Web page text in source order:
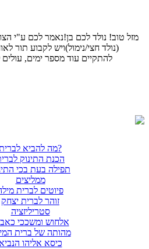
מזל טוב! נולד לכם בן!נאמר לכם ע"י
(נולד חצי/נימול)ויש לקבוע תור
להתקיים עוד מספר ימים,
מה להביא לברית?
הכנת התינוק
תפילה בעת בכי
ממליצים
פיוטים לברית
זוהר לברית יצחק
סטריליזציה
אלחוש ומשככי
מהותה של ברית
כיסא אליהו הנביא